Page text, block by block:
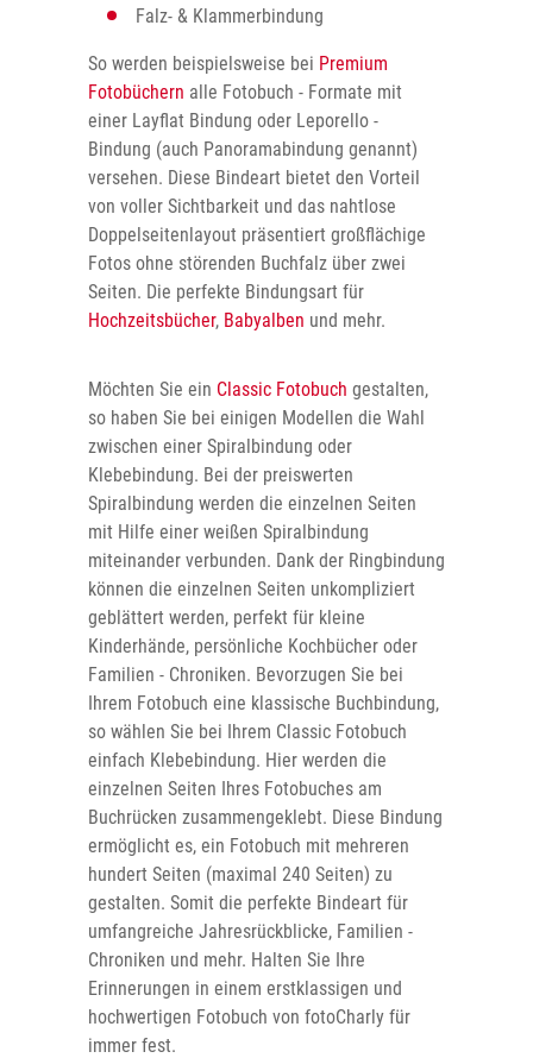
Falz- & Klammerbindung
So werden beispielsweise bei Premium
Fotobüchern alle Fotobuch - Formate mit
einer Layflat Bindung oder Leporello -
Bindung (auch Panoramabindung genannt)
versehen. Diese Bindeart bietet den Vorteil
von voller Sichtbarkeit und das nahtlose
Doppelseitenlayout präsentiert großflächige
Fotos ohne störenden Buchfalz über zwei
Seiten. Die perfekte Bindungsart für
Hochzeitsbücher, Babyalben und mehr.
Möchten Sie ein Classic Fotobuch gestalten,
so haben Sie bei einigen Modellen die Wahl
zwischen einer Spiralbindung oder
Klebebindung. Bei der preiswerten
Spiralbindung werden die einzelnen Seiten
mit Hilfe einer weißen Spiralbindung
miteinander verbunden. Dank der Ringbindung
können die einzelnen Seiten unkompliziert
geblättert werden, perfekt für kleine
Kinderhände, persönliche Kochbücher oder
Familien - Chroniken. Bevorzugen Sie bei
Ihrem Fotobuch eine klassische Buchbindung,
so wählen Sie bei Ihrem Classic Fotobuch
einfach Klebebindung. Hier werden die
einzelnen Seiten Ihres Fotobuches am
Buchrücken zusammengeklebt. Diese Bindung
ermöglicht es, ein Fotobuch mit mehreren
hundert Seiten (maximal 240 Seiten) zu
gestalten. Somit die perfekte Bindeart für
umfangreiche Jahresrückblicke, Familien -
Chroniken und mehr. Halten Sie Ihre
Erinnerungen in einem erstklassigen und
hochwertigen Fotobuch von fotoCharly für
immer fest.